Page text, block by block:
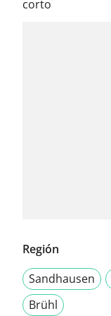
corto
Región
Sandhausen
Brühl